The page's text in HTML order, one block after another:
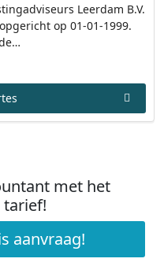
Leerdam B.V.
op 01-01-1999.
met het
tarief!
aanvraag!